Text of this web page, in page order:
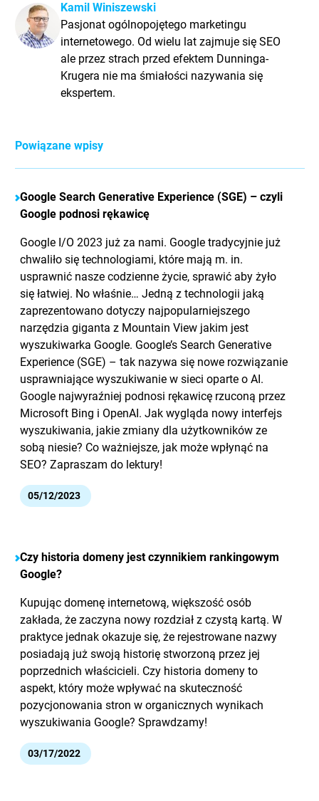
Kamil Winiszewski
Pasjonat ogólnopojętego marketingu
internetowego. Od wielu lat zajmuje się SEO
ale przez strach przed efektem Dunninga-
Krugera nie ma śmiałości nazywania się
ekspertem.
Powiązane wpisy
Google Search Generative Experience (SGE) – czyli
Google podnosi rękawicę
Google I/O 2023 już za nami. Google tradycyjnie już
chwaliło się technologiami, które mają m. in.
usprawnić nasze codzienne życie, sprawić aby żyło
się łatwiej. No właśnie… Jedną z technologii jaką
zaprezentowano dotyczy najpopularniejszego
narzędzia giganta z Mountain View jakim jest
wyszukiwarka Google. Google’s Search Generative
Experience (SGE) – tak nazywa się nowe rozwiązanie
usprawniające wyszukiwanie w sieci oparte o AI.
Google najwyraźniej podnosi rękawicę rzuconą przez
Microsoft Bing i OpenAI. Jak wygląda nowy interfejs
wyszukiwania, jakie zmiany dla użytkowników ze
sobą niesie? Co ważniejsze, jak może wpłynąć na
SEO? Zapraszam do lektury!
05/12/2023
Czy historia domeny jest czynnikiem rankingowym
Google?
Kupując domenę internetową, większość osób
zakłada, że zaczyna nowy rozdział z czystą kartą. W
praktyce jednak okazuje się, że rejestrowane nazwy
posiadają już swoją historię stworzoną przez jej
poprzednich właścicieli. Czy historia domeny to
aspekt, który może wpływać na skuteczność
pozycjonowania stron w organicznych wynikach
wyszukiwania Google? Sprawdzamy!
03/17/2022